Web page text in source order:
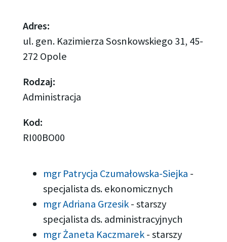
Adres:
ul. gen. Kazimierza Sosnkowskiego 31, 45-
272 Opole
Rodzaj:
Administracja
Kod:
RI00BO00
mgr Patrycja Czumałowska-Siejka -
specjalista ds. ekonomicznych
mgr Adriana Grzesik-starszy
specjalista ds. administracyjnych
mgr Żaneta Kaczmarek-starszy